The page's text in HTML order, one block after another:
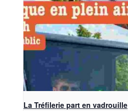
La Tréfilerie part en vadrouille